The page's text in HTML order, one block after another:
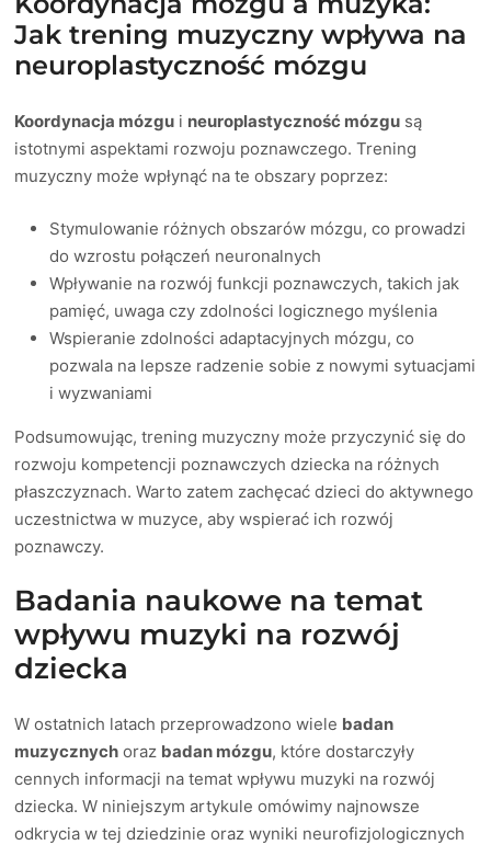
Jak trening muzyczny wpływa na
neuroplastyczność mózgu
Koordynacja mózgu i neuroplastyczność mózgu są
istotnymi aspektami rozwoju poznawczego. Trening
muzyczny może wpłynąć na te obszary poprzez:
Stymulowanie różnych obszarów mózgu, co prowadzi
do wzrostu połączeń neuronalnych
Wpływanie na rozwój funkcji poznawczych, takich jak
pamięć, uwaga czy zdolności logicznego myślenia
Wspieranie zdolności adaptacyjnych mózgu, co
pozwala na lepsze radzenie sobie z nowymi sytuacjami
i wyzwaniami
Podsumowując, trening muzyczny może przyczynić się do
rozwoju kompetencji poznawczych dziecka na różnych
płaszczyznach. Warto zatem zachęcać dzieci do aktywnego
uczestnictwa w muzyce, aby wspierać ich rozwój
poznawczy.
Badania naukowe na temat
wpływu muzyki na rozwój
dziecka
W ostatnich latach przeprowadzono wiele badan
muzycznych oraz badan mózgu, które dostarczyły
cennych informacji na temat wpływu muzyki na rozwój
dziecka. W niniejszym artykule omówimy najnowsze
odkrycia w tej dziedzinie oraz wyniki neurofizjologicznych